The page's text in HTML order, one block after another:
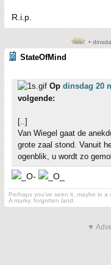
R.i.p.
•
StateOfMind
Op dinsdag 20
volgende:
[..]
Van Wiegel gaat de
grote zaal stond. Vanuit
ogenblik, u wordt zo
Perhaps you've seen it, maybe in a
A murky, forgotten land.
▼